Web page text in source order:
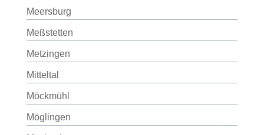
Meersburg
Meßstetten
Metzingen
Mitteltal
Möckmühl
Möglingen